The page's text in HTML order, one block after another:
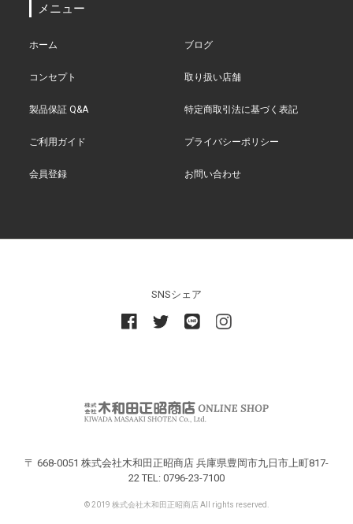
メニュー
ホーム ブログ
コンセプト 取り扱い店舗
製品保証 Q&A 特定商取引法に基づく表記
ご利用ガイド プライバシーポリシー
会員登録 お問い合わせ
SNSシェア
〒 668-0051 株式会社木和田正昭商店 兵庫県豊岡市九日市上町817-
22 TEL: 0796-23-7100
© 2019 株式会社木和田正昭商店 All rights reserved.